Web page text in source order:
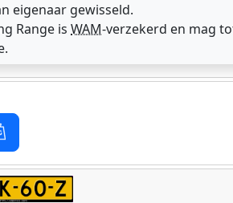
eigenaar gewisseld.
Range is WAM-verzekerd en mag